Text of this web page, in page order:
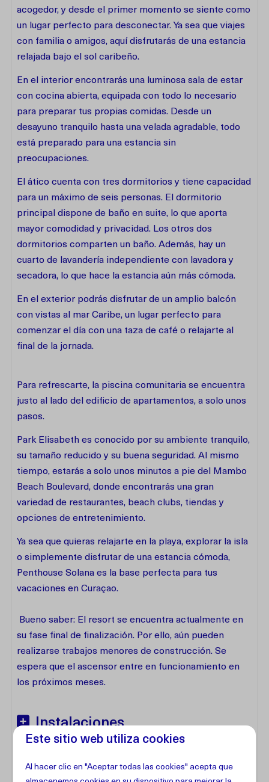
acogedor, y desde el primer momento se siente como
un lugar perfecto para desconectar. Ya sea que viajes
con familia o amigos, aquí disfrutarás de una estancia
relajada bajo el sol caribeño.
En el interior encontrarás una luminosa sala de estar
con cocina abierta, equipada con todo lo necesario
para preparar tus propias comidas. Desde un
desayuno tranquilo hasta una velada agradable, todo
está preparado para una estancia sin
preocupaciones.
El ático cuenta con tres dormitorios y tiene capacidad
para un máximo de seis personas. El dormitorio
principal dispone de baño en suite, lo que aporta
mayor comodidad y privacidad. Los otros dos
dormitorios comparten un baño. Además, hay un
cuarto de lavandería independiente con lavadora y
secadora, lo que hace la estancia aún más cómoda.
En el exterior podrás disfrutar de un amplio balcón
con vistas al mar Caribe, un lugar perfecto para
comenzar el día con una taza de café o relajarte al
final de la jornada.
Para refrescarte, la piscina comunitaria se encuentra
justo al lado del edificio de apartamentos, a solo unos
pasos.
Park Elisabeth es conocido por su ambiente tranquilo,
su tamaño reducido y su buena seguridad. Al mismo
tiempo, estarás a solo unos minutos a pie del Mambo
Beach Boulevard, donde encontrarás una gran
variedad de restaurantes, beach clubs, tiendas y
opciones de entretenimiento.
Ya sea que quieras relajarte en la playa, explorar la isla
o simplemente disfrutar de una estancia cómoda,
Penthouse Solana es la base perfecta para tus
vacaciones en Curaçao.
Bueno saber: El resort se encuentra actualmente en
su fase final de finalización. Por ello, aún pueden
realizarse trabajos menores de construcción. Se
espera que el ascensor entre en funcionamiento en
los próximos meses.
Instalaciones
Este sitio web utiliza cookies
Al hacer clic en "Aceptar todas las cookies" acepta que